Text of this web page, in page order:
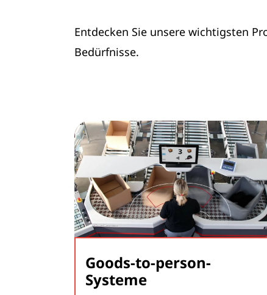
Entdecken Sie unsere wichtigsten
Bedürfnisse.
Goods-to-person-
Systeme